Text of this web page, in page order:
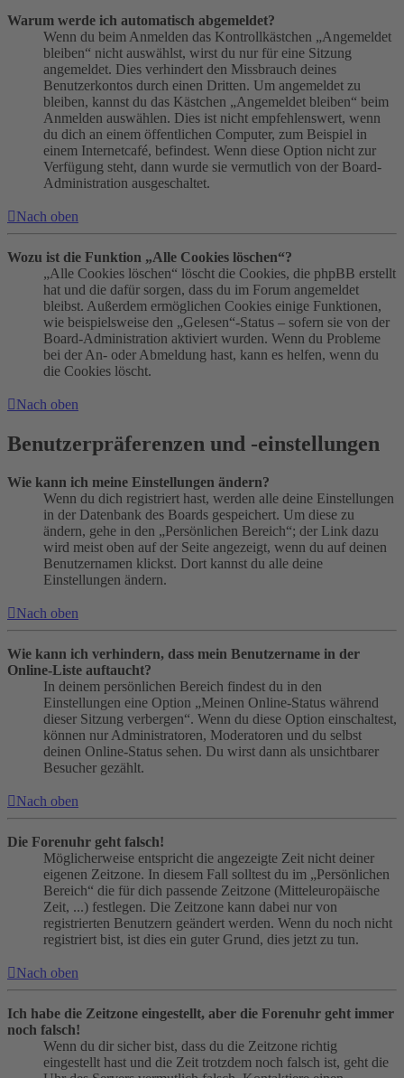
Warum werde ich automatisch abgemeldet?
Wenn du beim Anmelden das Kontrollkästchen „Angemeldet
bleiben“ nicht auswählst, wirst du nur für eine Sitzung
angemeldet. Dies verhindert den Missbrauch deines
Benutzerkontos durch einen Dritten. Um angemeldet zu
bleiben, kannst du das Kästchen „Angemeldet bleiben“ beim
Anmelden auswählen. Dies ist nicht empfehlenswert, wenn
du dich an einem öffentlichen Computer, zum Beispiel in
einem Internetcafé, befindest. Wenn diese Option nicht zur
Verfügung steht, dann wurde sie vermutlich von der Board-
Administration ausgeschaltet.
Nach oben
Wozu ist die Funktion „Alle Cookies löschen“?
„Alle Cookies löschen“ löscht die Cookies, die phpBB erstellt
hat und die dafür sorgen, dass du im Forum angemeldet
bleibst. Außerdem ermöglichen Cookies einige Funktionen,
wie beispielsweise den „Gelesen“-Status – sofern sie von der
Board-Administration aktiviert wurden. Wenn du Probleme
bei der An- oder Abmeldung hast, kann es helfen, wenn du
die Cookies löscht.
Nach oben
Benutzerpräferenzen und -einstellungen
Wie kann ich meine Einstellungen ändern?
Wenn du dich registriert hast, werden alle deine Einstellungen
in der Datenbank des Boards gespeichert. Um diese zu
ändern, gehe in den „Persönlichen Bereich“; der Link dazu
wird meist oben auf der Seite angezeigt, wenn du auf deinen
Benutzernamen klickst. Dort kannst du alle deine
Einstellungen ändern.
Nach oben
Wie kann ich verhindern, dass mein Benutzername in der
Online-Liste auftaucht?
In deinem persönlichen Bereich findest du in den
Einstellungen eine Option „Meinen Online-Status während
dieser Sitzung verbergen“. Wenn du diese Option einschaltest,
können nur Administratoren, Moderatoren und du selbst
deinen Online-Status sehen. Du wirst dann als unsichtbarer
Besucher gezählt.
Nach oben
Die Forenuhr geht falsch!
Möglicherweise entspricht die angezeigte Zeit nicht deiner
eigenen Zeitzone. In diesem Fall solltest du im „Persönlichen
Bereich“ die für dich passende Zeitzone (Mitteleuropäische
Zeit, ...) festlegen. Die Zeitzone kann dabei nur von
registrierten Benutzern geändert werden. Wenn du noch nicht
registriert bist, ist dies ein guter Grund, dies jetzt zu tun.
Nach oben
Ich habe die Zeitzone eingestellt, aber die Forenuhr geht immer
noch falsch!
Wenn du dir sicher bist, dass du die Zeitzone richtig
eingestellt hast und die Zeit trotzdem noch falsch ist, geht die